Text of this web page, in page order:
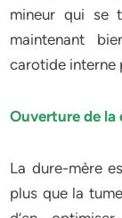
mineur qui se
maintenant
carotide interne
Ouverture de la
La dure-mère
plus que la